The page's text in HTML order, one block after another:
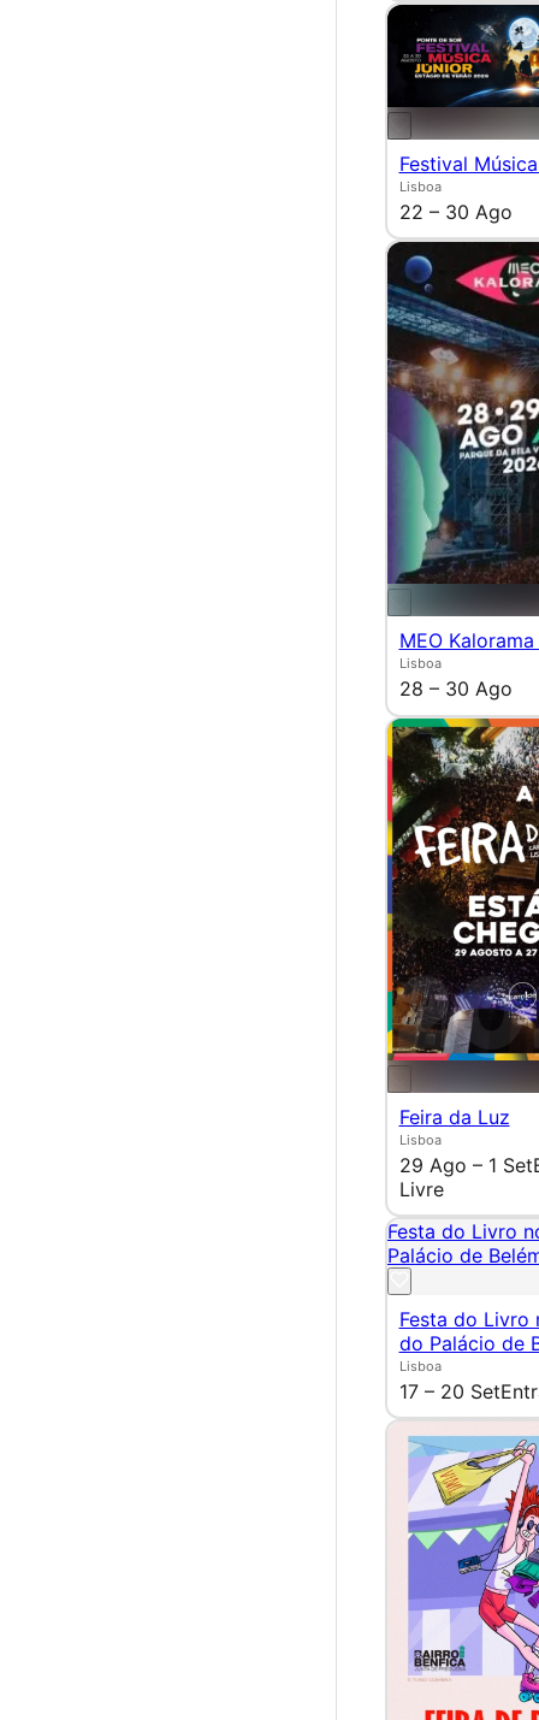
Festival
Lisboa
22 – 30 Ago
MEO
Lisboa
28 – 30 Ago
Feira da Luz
Lisboa
29 Ago – 1 Set
Livre
Festa do Livro
Palácio de
Festa do Livro
do Palácio de
Lisboa
17 – 20 Set